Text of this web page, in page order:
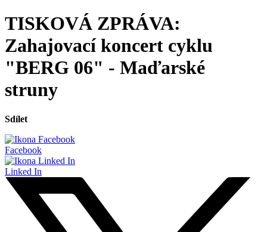
TISKOVÁ ZPRÁVA:
Zahajovací koncert cyklu
"BERG 06" - Maďarské
struny
Sdílet
Facebook
Linked In